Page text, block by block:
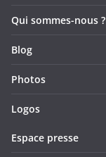
Qui sommes-nous ?
Blog
Photos
Logos
Espace presse